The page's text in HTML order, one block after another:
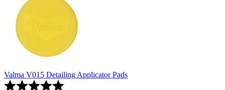
Valma V015 Detailing Applicator Pads